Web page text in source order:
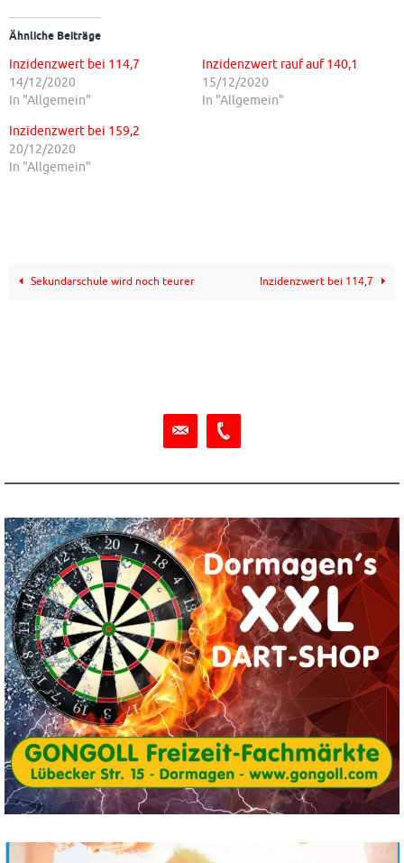
Ähnliche Beiträge
Inzidenzwert bei 114,7
14/12/2020
In "Allgemein"
Inzidenzwert rauf auf 140,1
15/12/2020
In "Allgemein"
Inzidenzwert bei 159,2
20/12/2020
In "Allgemein"
Sekundarschule wird noch teurer Inzidenzwert bei 114,7